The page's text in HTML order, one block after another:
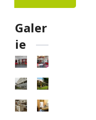
Galer
ie